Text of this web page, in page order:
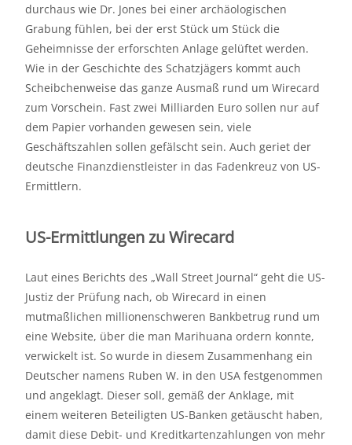
durchaus wie Dr. Jones bei einer archäologischen
Grabung fühlen, bei der erst Stück um Stück die
Geheimnisse der erforschten Anlage gelüftet werden.
Wie in der Geschichte des Schatzjägers kommt auch
Scheibchenweise das ganze Ausmaß rund um Wirecard
zum Vorschein. Fast zwei Milliarden Euro sollen nur auf
dem Papier vorhanden gewesen sein, viele
Geschäftszahlen sollen gefälscht sein. Auch geriet der
deutsche Finanzdienstleister in das Fadenkreuz von US-
Ermittlern.
US-Ermittlungen zu Wirecard
Laut eines Berichts des „Wall Street Journal“ geht die US-
Justiz der Prüfung nach, ob Wirecard in einen
mutmaßlichen millionenschweren Bankbetrug rund um
eine Website, über die man Marihuana ordern konnte,
verwickelt ist. So wurde in diesem Zusammenhang ein
Deutscher namens Ruben W. in den USA festgenommen
und angeklagt. Dieser soll, gemäß der Anklage, mit
einem weiteren Beteiligten US-Banken getäuscht haben,
damit diese Debit- und Kreditkartenzahlungen von mehr